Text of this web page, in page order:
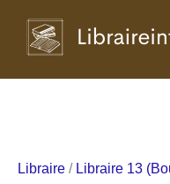
Libraire / Libraire 13